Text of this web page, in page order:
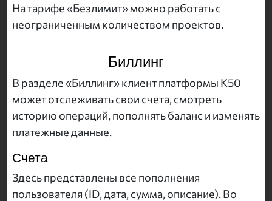
На тарифе «Безлимит» можно работать с
неограниченным количеством проектов.
Биллинг
В разделе «Биллинг» клиент платформы K50
может отслеживать свои счета, смотреть
историю операций, пополнять баланс и изменять
платежные данные.
Счета
Здесь представлены все пополнения
пользователя (ID, дата, сумма, описание). Во